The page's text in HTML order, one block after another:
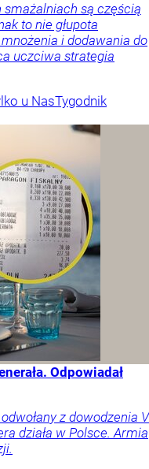
są częścią
to nie głupota
i dodawania do
uczciwa strategia
u NasTygodnik
Odpowiadał
z dowodzenia V
działa w Polsce. Armia